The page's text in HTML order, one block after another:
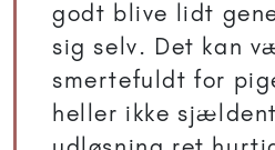
godt blive lidt
sig selv. Det kan
smertefuldt for
heller ikke